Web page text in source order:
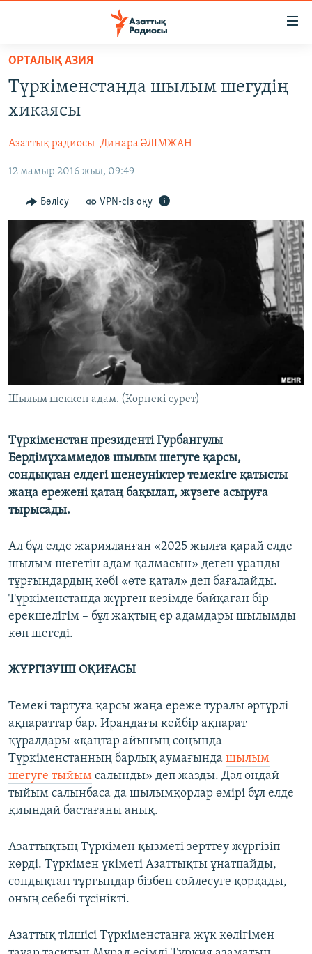
Skip
main
content
to
Navigation
Search
САЯСАТ
ҚАҢТАР ОҚИҒАСЫ
АДАМ ҚҰҚЫҚТАРЫ
ӘЛЕУМЕТ
ӘЛЕМ
АРНАЙЫ ЖОБАЛАР
Русский
ЖАЗЫЛЫҢЫЗ
Басқа тілдерде
ОРТАЛЫҚ АЗИЯ
Түркіменстанда шылым шегудің
хикаясы
Азаттық радиосы Динара ӘЛІМЖАН
12 мамыр 2016 жыл, 09:49
Бөлісу VPN-сіз оқу
Шылым шеккен адам. (Көрнекі сурет)
Түркіменстан президенті Гурбангулы
Бердімұхаммедов шылым шегуге қарсы,
сондықтан елдегі шенеуніктер темекіге қатысты
жаңа ережені қатаң бақылап, жүзеге асыруға
тырысады.
Ал бұл елде жарияланған «2025 жылға қарай елде
шылым шегетін адам қалмасын» деген ұранды
тұрғындардың көбі «өте қатал» деп бағалайды.
Түркіменстанда жүрген кезімде байқаған бір
ерекшелігім – бұл жақтың ер адамдары шылымды
көп шегеді.
ЖҮРГІЗУШІ ОҚИҒАСЫ
Темекі тартуға қарсы жаңа ереже туралы әртүрлі
ақпараттар бар. Ирандағы кейбір ақпарат
құралдары «қаңтар айының соңында
Түркіменстанның барлық аумағында шылым
шегуге тыйым салынды» деп жазды. Дәл ондай
тыйым салынбаса да шылымқорлар өмірі бұл елде
қиындай бастағаны анық.
Азаттықтың Түркімен қызметі зерттеу жүргізіп
көрді. Түркімен үкіметі Азаттықты ұнатпайды,
сондықтан тұрғындар бізбен сөйлесуге қорқады,
оның себебі түсінікті.
Азаттық тілшісі Түркіменстанға жүк көлігімен